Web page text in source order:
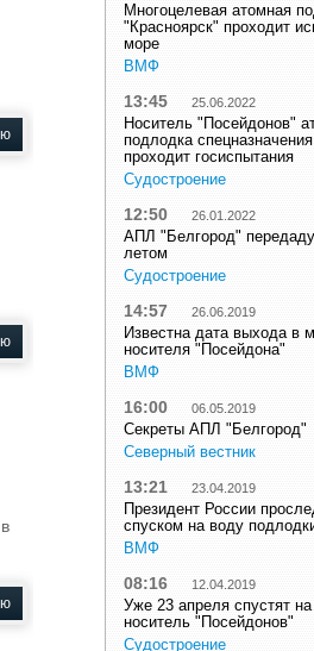
Многоцелевая атомная
"Красноярск" проходит
море
ВМФ
13:45 25.06.2022
Носитель "Посейдонов"
подлодка
проходит госиспытания
Судостроение
12:50 26.01.2022
АПЛ "Белгород"
летом
Судостроение
14:57 26.06.2019
Известна дата выхода в
носителя "Посейдона"
ВМФ
16:00 06.05.2019
Секреты АПЛ "Белгород"
Северный вестник
13:21 23.04.2019
Президент России
спуском на воду
ВМФ
08:16 12.04.2019
Уже 23 апреля спустят
носитель "Посейдонов"
Судостроение